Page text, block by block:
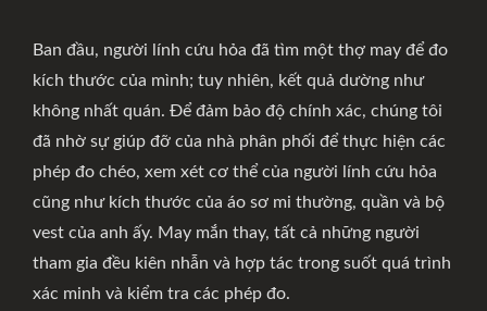
Ban đầu, người lính cứu hỏa đã tìm một thợ may để đo
kích thước của mình; tuy nhiên, kết quả dường như
không nhất quán. Để đảm bảo độ chính xác, chúng tôi
đã nhờ sự giúp đỡ của nhà phân phối để thực hiện các
phép đo chéo, xem xét cơ thể của người lính cứu hỏa
cũng như kích thước của áo sơ mi thường, quần và bộ
vest của anh ấy. May mắn thay, tất cả những người
tham gia đều kiên nhẫn và hợp tác trong suốt quá trình
xác minh và kiểm tra các phép đo.